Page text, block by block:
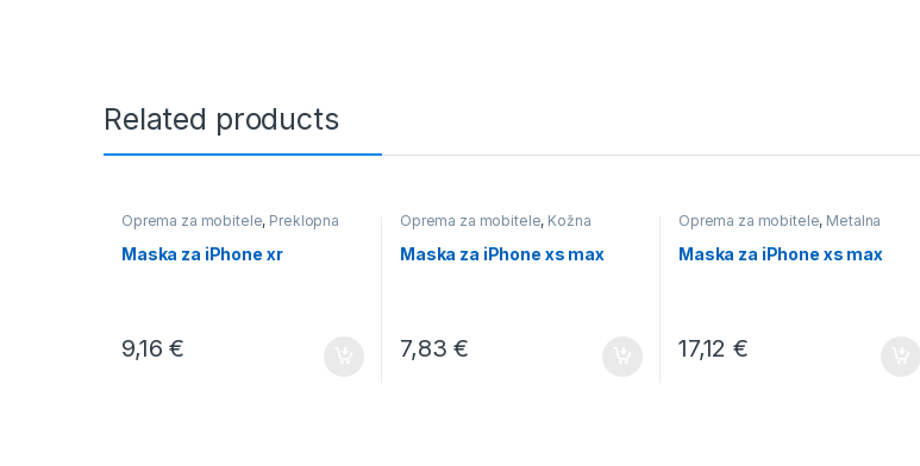
Related products
Oprema za mobitele, Preklopna
Maska za iPhone xr
9,16€
Oprema za mobitele, Kožna
Maska za iPhone xs max
7,83€
Oprema za mobitele, Metalna
Maska za iPhone xs max
17,12€